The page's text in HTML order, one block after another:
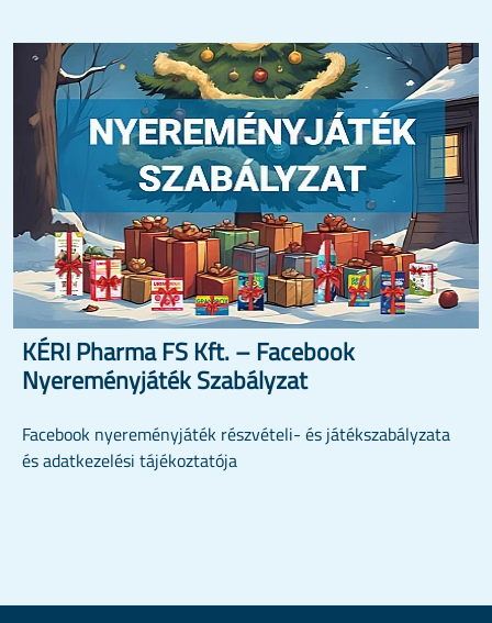
KÉRI Pharma FS Kft. – Facebook
Nyereményjáték Szabályzat
Facebook nyereményjáték részvételi- és játékszabályzata
és adatkezelési tájékoztatója